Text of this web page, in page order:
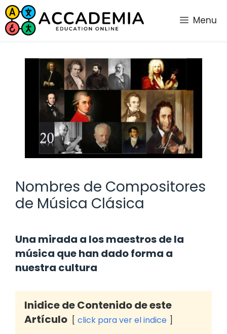
Saltar
al
contenido
Menu
Nombres de Compositores
de Música Clásica
Una mirada a los maestros de la
música que han dado forma a
nuestra cultura
Inidice de Contenido de este
Artículo
click para ver el indice